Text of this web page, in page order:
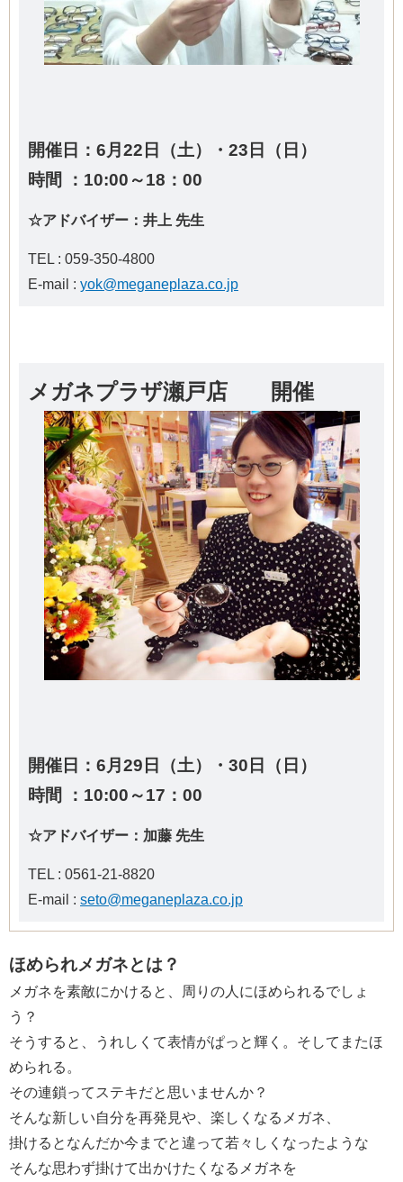
開催日：6月22日（土）・23日（日）
時間 ：10:00～18 ：00
☆アドバイザー：井上 先生
TEL : 059-350-4800
E-mail : yok@meganeplaza.co.jp
メガネプラザ瀬戸店 開催
開催日：6月29日（土）・30日（日）
時間 ：10:00～17 ：00
☆アドバイザー：加藤 先生
TEL : 0561-21-8820
E-mail : seto@meganeplaza.co.jp
ほめられメガネとは？
メガネを素敵にかけると、周りの人にほめられるでしょ
う？
そうすると、うれしくて表情がぱっと輝く。そしてまたほ
められる。
その連鎖ってステキだと思いませんか？
そんな新しい自分を再発見や、楽しくなるメガネ、
掛けるとなんだか今までと違って若々しくなったような
そんな思わず掛けて出かけたくなるメガネを